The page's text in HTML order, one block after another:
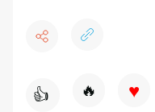
👍 🔥 ♥